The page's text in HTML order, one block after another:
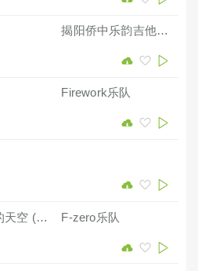
揭阳侨中乐韵吉他社Zenband4乐队
Firework乐队
向阳花、没有颜色的天空 (live) F-zero乐队